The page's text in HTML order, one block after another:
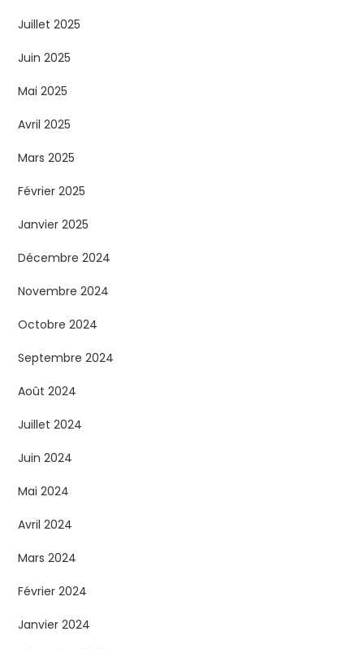
Juillet 2025
Juin 2025
Mai 2025
Avril 2025
Mars 2025
Février 2025
Janvier 2025
Décembre 2024
Novembre 2024
Octobre 2024
Septembre 2024
Août 2024
Juillet 2024
Juin 2024
Mai 2024
Avril 2024
Mars 2024
Février 2024
Janvier 2024